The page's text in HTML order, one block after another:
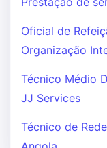
Oficial de
Organização
Técnico Médio
JJ Services
Técnico de